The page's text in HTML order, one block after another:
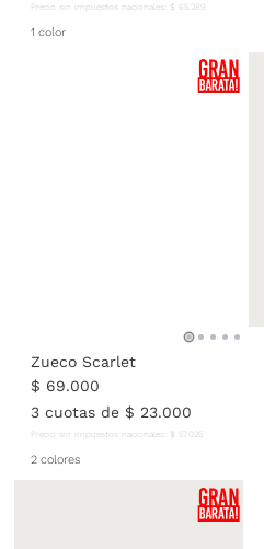
Precio sin impuestos nacionales: $ 65. 289
1 color
Zueco Scarlet
$ 69.000
3cuotas de $ 23.000
Precio sin impuestos nacionales: $ 57 .025
2 colores